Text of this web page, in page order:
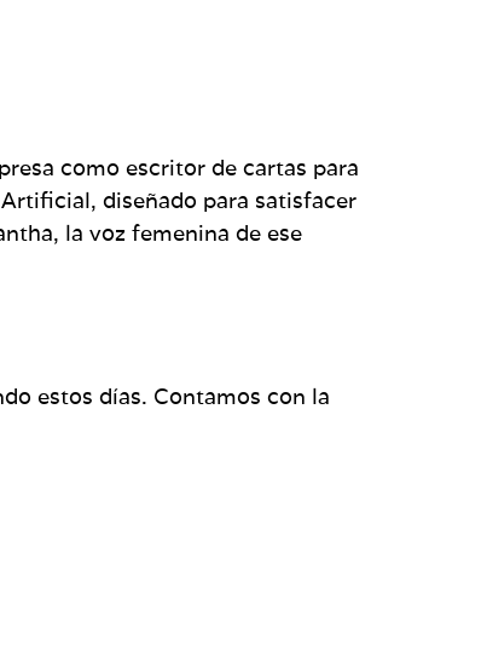
como escritor de cartas para
diseñado para satisfacer
la voz femenina de ese
estos días. Contamos con la